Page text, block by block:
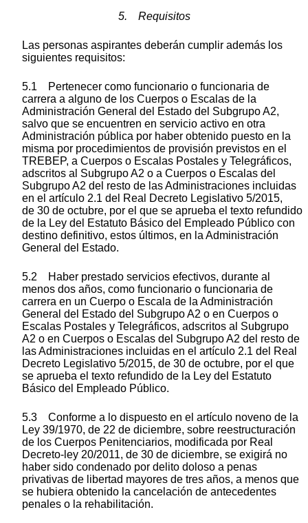
5. Requisitos
Las personas aspirantes deberán cumplir además los
siguientes requisitos:
5.1 Pertenecer como funcionario o funcionaria de
carrera a alguno de los Cuerpos o Escalas de la
Administración General del Estado del Subgrupo A2,
salvo que se encuentren en servicio activo en otra
Administración pública por haber obtenido puesto en la
misma por procedimientos de provisión previstos en el
TREBEP, a Cuerpos o Escalas Postales y Telegráficos,
adscritos al Subgrupo A2 o a Cuerpos o Escalas del
Subgrupo A2 del resto de las Administraciones incluidas
en el artículo 2.1 del Real Decreto Legislativo 5/2015,
de 30 de octubre, por el que se aprueba el texto refundido
de la Ley del Estatuto Básico del Empleado Público con
destino definitivo, estos últimos, en la Administración
General del Estado.
5.2 Haber prestado servicios efectivos, durante al
menos dos años, como funcionario o funcionaria de
carrera en un Cuerpo o Escala de la Administración
General del Estado del Subgrupo A2 o en Cuerpos o
Escalas Postales y Telegráficos, adscritos al Subgrupo
A2 o en Cuerpos o Escalas del Subgrupo A2 del resto de
las Administraciones incluidas en el artículo 2.1 del Real
Decreto Legislativo 5/2015, de 30 de octubre, por el que
se aprueba el texto refundido de la Ley del Estatuto
Básico del Empleado Público.
5.3 Conforme a lo dispuesto en el artículo noveno de la
Ley 39/1970, de 22 de diciembre, sobre reestructuración
de los Cuerpos Penitenciarios, modificada por Real
Decreto-ley 20/2011, de 30 de diciembre, se exigirá no
haber sido condenado por delito doloso a penas
privativas de libertad mayores de tres años, a menos que
se hubiera obtenido la cancelación de antecedentes
penales o la rehabilitación.